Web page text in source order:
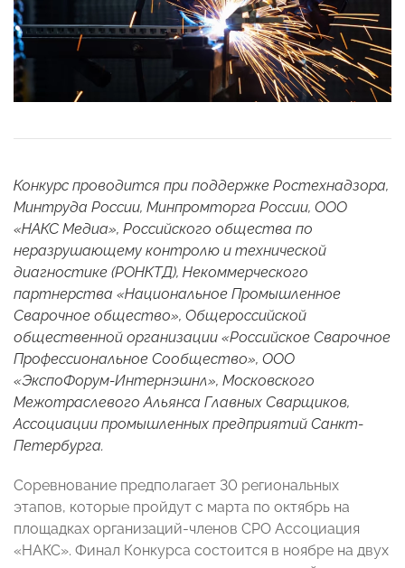
Конкурс проводится при поддержке Ростехнадзора,
Минтруда России, Минпромторга России, ООО
«НАКС Медиа», Российского общества по
неразрушающему контролю и технической
диагностике (РОНКТД), Некоммерческого
партнерства «Национальное Промышленное
Сварочное общество», Общероссийской
общественной организации «Российское Сварочное
Профессиональное Сообщество», ООО
«ЭкспоФорум-Интернэшнл», Московского
Межотраслевого Альянса Главных Сварщиков,
Ассоциации промышленных предприятий Санкт-
Петербурга.
Соревнование предполагает 30 региональных
этапов, которые пройдут с марта по октябрь на
площадках организаций-членов СРО Ассоциация
«НАКС». Финал Конкурса состоится в ноябре на двух